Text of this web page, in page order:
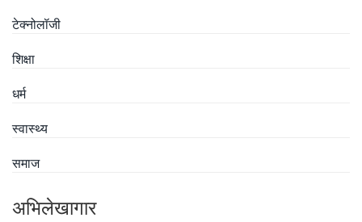
टेक्नोलॉजी
शिक्षा
धर्म
स्वास्थ्य
समाज
अभिलेखागार